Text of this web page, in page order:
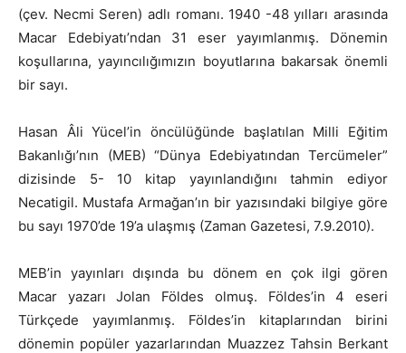
(çev. Necmi Seren) adlı romanı. 1940 -48 yılları arasında
Macar Edebiyatı’ndan 31 eser yayımlanmış. Dönemin
koşullarına, yayıncılığımızın boyutlarına bakarsak önemli
bir sayı.
Hasan Âli Yücel’in öncülüğünde başlatılan Milli Eğitim
Bakanlığı’nın (MEB) “Dünya Edebiyatından Tercümeler”
dizisinde 5- 10 kitap yayınlandığını tahmin ediyor
Necatigil. Mustafa Armağan’ın bir yazısındaki bilgiye göre
bu sayı 1970’de 19’a ulaşmış (Zaman Gazetesi, 7.9.2010).
MEB’in yayınları dışında bu dönem en çok ilgi gören
Macar yazarı Jolan Földes olmuş. Földes’in 4 eseri
Türkçede yayımlanmış. Földes’in kitaplarından birini
dönemin popüler yazarlarından Muazzez Tahsin Berkant